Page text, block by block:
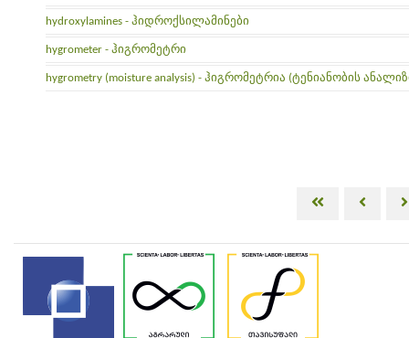
hydroxylamines - ჰიდროქსილამინები
hygrometer - ჰიგრომეტრი
hygrometry (moisture analysis) - ჰიგრომეტრია (ტენიანობის